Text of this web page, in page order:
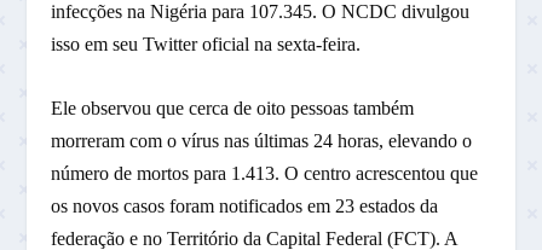
infecções na Nigéria para 107.345. O NCDC divulgou
isso em seu Twitter oficial na sexta-feira.
Ele observou que cerca de oito pessoas também
morreram com o vírus nas últimas 24 horas, elevando o
número de mortos para 1.413. O centro acrescentou que
os novos casos foram notificados em 23 estados da
federação e no Território da Capital Federal (FCT). A